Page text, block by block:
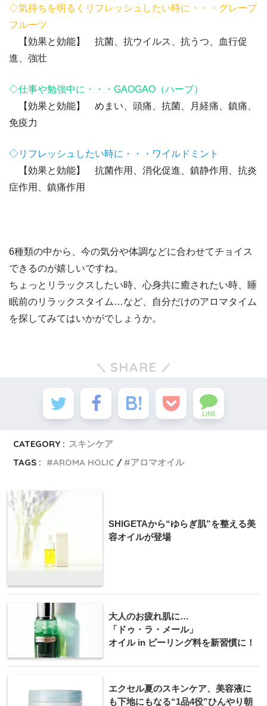
◇気持ちを明るくリフレッシュしたい時に・・・グレープ
フルーツ
【効果と効能】 抗菌、抗ウイルス、抗うつ、血行促
進、強壮
◇仕事や勉強中に・・・GAOGAO（ハーブ）
【効果と効能】 めまい、頭痛、抗菌、月経痛、鎮痛、
免疫力
◇リフレッシュしたい時に・・・ワイルドミント
【効果と効能】 抗菌作⽤、消化促進、鎮静作⽤、抗炎
症作⽤、鎮痛作⽤
6種類の中から、今の気分や体調などに合わせてチョイス
できるのが嬉しいですね。
ちょっとリラックスしたい時、心身共に癒されたい時、睡
眠前のリラックスタイム…など、自分だけのアロマタイム
を探してみてはいかがでしょうか。
SHARE
LINE
CATEGORY : スキンケア
TAGS :
AROMA HOLIC アロマオイル
SHIGETAから“ゆらぎ肌”を整える美
容オイルが登場
大人のお疲れ肌に…
「ドゥ・ラ・メール」
オイル in ピーリング料を新習慣に！
エクセル夏のスキンケア、美容液に
も下地にもなる“1品4役”ひんやり朝